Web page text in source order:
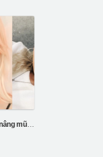
Blogger nổi tiếng Malaysia đã nâng mũi và tiêm mỡ tại Hàn Quốc